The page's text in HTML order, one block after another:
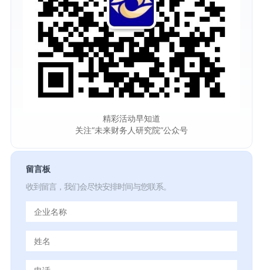
精彩活动早知道
关注“未来财务人研究院”公众号
留言板
收到留言，我们会尽快安排时间与您联系。